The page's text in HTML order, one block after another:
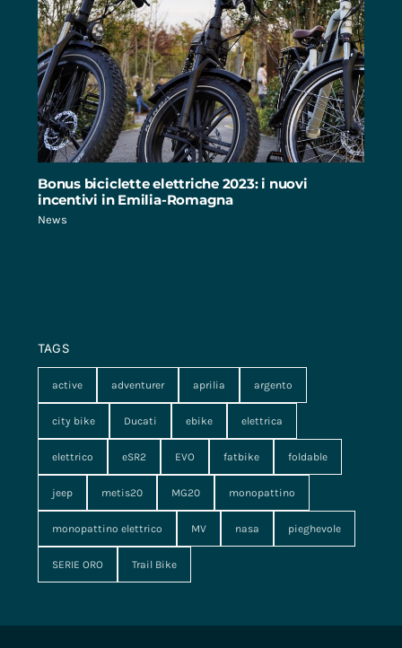
Bonus biciclette elettriche 2023: i nuovi
incentivi in Emilia-Romagna
News
TAGS
active adventurer aprilia argento
city bike Ducati ebike elettrica
elettrico eSR2 EVO fatbike foldable
jeep metis20 MG20 monopattino
monopattino elettrico MV nasa pieghevole
SERIE ORO Trail Bike